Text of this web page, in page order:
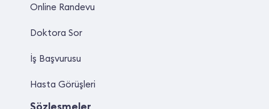
Online Randevu
Doktora Sor
İş Başvurusu
Hasta Görüşleri